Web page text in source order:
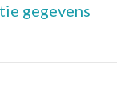
gegevens